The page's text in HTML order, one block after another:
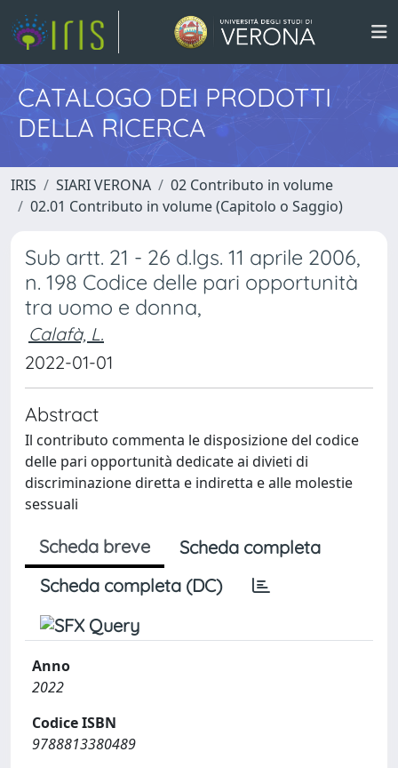
CATALOGO DEI PRODOTTI
DELLA RICERCA
IRIS SIARI VERONA
02 Contributo in volume
02.01 Contributo in volume (Capitolo o Saggio)
Sub artt. 21 - 26 d.lgs. 11 aprile 2006,
n. 198 Codice delle pari opportunità
tra uomo e donna,
Calafà, L.
2022-01-01
Abstract
Il contributo commenta le disposizione del codice
delle pari opportunità dedicate ai divieti di
discriminazione diretta e indiretta e alle molestie
sessuali
Scheda breve
Scheda completa
Scheda completa (DC)
Anno
2022
Codice ISBN
9788813380489